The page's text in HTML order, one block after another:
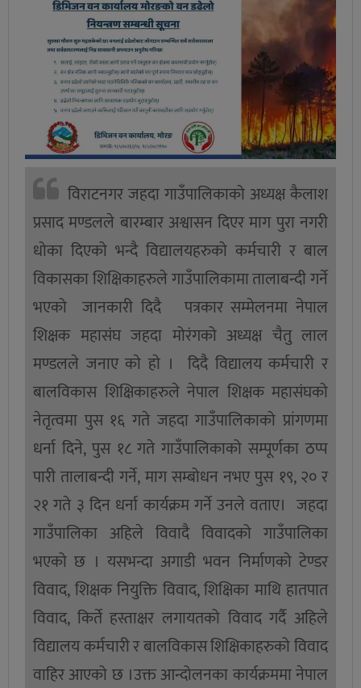
विराटनगर जहदा गाउँपालिकाको अध्यक्ष कैलाश
प्रसाद मण्डलले बारम्बार अश्वासन दिएर माग पुरा नगरी
धोका दिएको भन्दै विद्यालयहरुको कर्मचारी र बाल
विकासका शिक्षिकाहरुले गाउँपालिकामा तालाबन्दी गर्ने
भएको जानकारी दिदै पत्रकार सम्मेलनमा नेपाल
शिक्षक महासंघ जहदा मोरंगको अध्यक्ष चैतु लाल
मण्डलले जनाए काे हाे । दिदै विद्यालय कर्मचारी र
बालविकास शिक्षिकाहरुले नेपाल शिक्षक महासंघको
नेतृत्वमा पुस १६ गते जहदा गाउँपालिकाको प्रांगणमा
धर्ना दिने, पुस १८ गते गाउँपालिकाको सम्पूर्णका ठप्प
पारी तालाबन्दी गर्ने, माग सम्बोधन नभए पुस १९, २० र
२१ गते ३ दिन धर्ना कार्यक्रम गर्ने उनले वताए। जहदा
गाउँपालिका अहिले विवादै विवादको गाउँपालिका
भएको छ । यसभन्दा अगाडी भवन निर्माणको टेण्डर
विवाद, शिक्षक नियुक्ति विवाद, शिक्षिका माथि हातपात
विवाद, किर्ते हस्ताक्षर लगायतको विवाद गर्दै अहिले
विद्यालय कर्मचारी र बालविकास शिक्षिकाहरुको विवाद
वाहिर आएको छ ।उक्त आन्दोलनका कार्यक्रममा नेपाल